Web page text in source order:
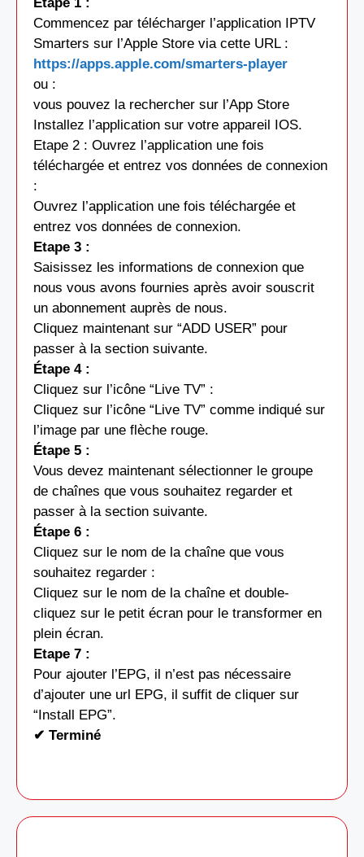
Commencez par télécharger l’application IPTV
Smarters sur l’Apple Store via cette URL :
https://apps.apple.com/smarters-player
ou :
vous pouvez la rechercher sur l’App Store
Installez l’application sur votre appareil IOS.
Etape 2 : Ouvrez l’application une fois
téléchargée et entrez vos données de connexion
:
Ouvrez l’application une fois téléchargée et
entrez vos données de connexion.
Etape 3 :
Saisissez les informations de connexion que
nous vous avons fournies après avoir souscrit
un abonnement auprès de nous.
Cliquez maintenant sur “ADD USER” pour
passer à la section suivante.
Étape 4 :
Cliquez sur l’icône “Live TV” :
Cliquez sur l’icône “Live TV” comme indiqué sur
l’image par une flèche rouge.
Étape 5 :
Vous devez maintenant sélectionner le groupe
de chaînes que vous souhaitez regarder et
passer à la section suivante.
Étape 6 :
Cliquez sur le nom de la chaîne que vous
souhaitez regarder :
Cliquez sur le nom de la chaîne et double-
cliquez sur le petit écran pour le transformer en
plein écran.
Etape 7 :
Pour ajouter l’EPG, il n’est pas nécessaire
d’ajouter une url EPG, il suffit de cliquer sur
“Install EPG”.
✔ Terminé